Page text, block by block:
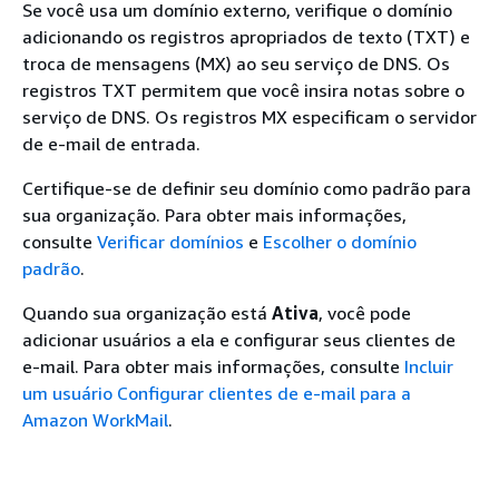
Se você usa um domínio externo, verifique o domínio
adicionando os registros apropriados de texto (TXT) e
troca de mensagens (MX) ao seu serviço de DNS. Os
registros TXT permitem que você insira notas sobre o
serviço de DNS. Os registros MX especificam o servidor
de e-mail de entrada.
Certifique-se de definir seu domínio como padrão para
sua organização. Para obter mais informações,
consulte Verificar domínios e Escolher o domínio
padrão.
Quando sua organização está Ativa, você pode
adicionar usuários a ela e configurar seus clientes de
e-mail. Para obter mais informações, consulte Incluir
um usuário Configurar clientes de e-mail para a
Amazon WorkMail.